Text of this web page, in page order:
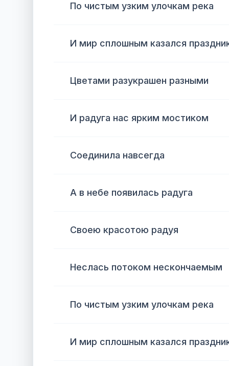
По чистым узким улочкам река
И мир сплошным казался
Цветами разукрашен разными
И радуга нас ярким мостиком
Соединила навсегда
А в небе появилась радуга
Своею красотою радуя
Неслась потоком нескончаемым
По чистым узким улочкам река
И мир сплошным казался